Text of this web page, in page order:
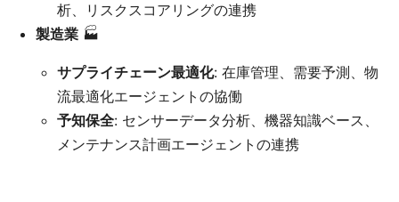
析、リスクスコアリングの連携
製造業 🏭
サプライチェーン最適化: 在庫管理、需要予測、物
流最適化エージェントの協働
予知保全: センサーデータ分析、機器知識ベース、
メンテナンス計画エージェントの連携